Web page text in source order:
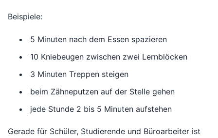
Beispiele:
5 Minuten nach dem Essen spazieren
10 Kniebeugen zwischen zwei Lernblöcken
3 Minuten Treppen steigen
beim Zähneputzen auf der Stelle gehen
jede Stunde 2 bis 5 Minuten aufstehen
Gerade für Schüler, Studierende und Büroarbeiter ist